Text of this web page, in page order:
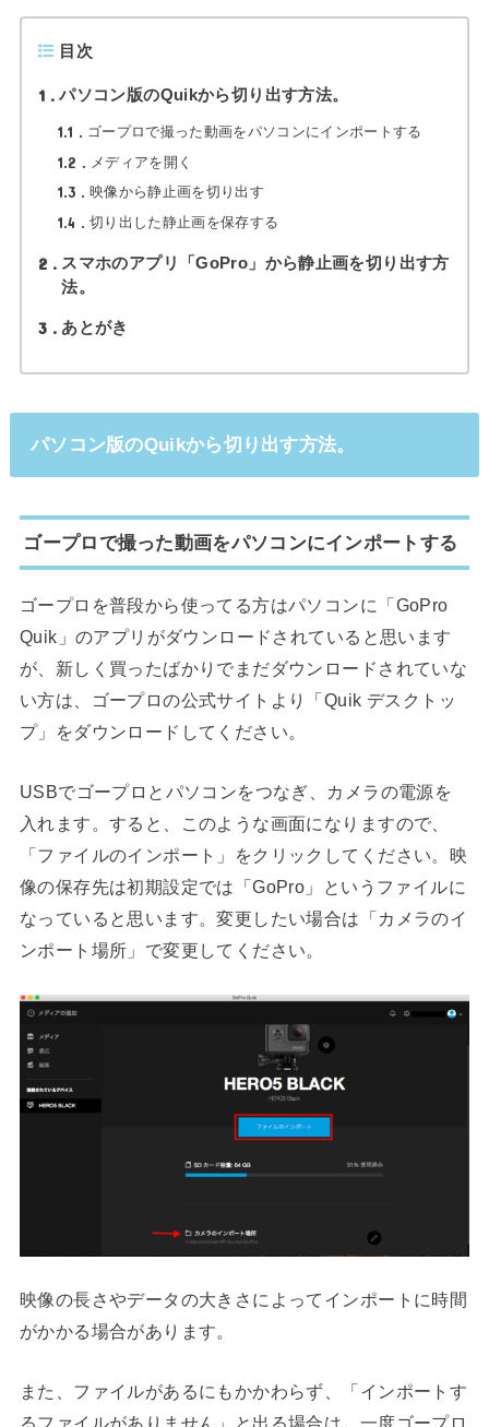
目次
1 パソコン版のQuikから切り出す方法。
1.1 ゴープロで撮った動画をパソコンにインポートする
1.2 メディアを開く
1.3 映像から静止画を切り出す
1.4 切り出した静止画を保存する
2
スマホのアプリ「GoPro」から静止画を切り出す方
法。
3 あとがき
パソコン版のQuikから切り出す方法。
ゴープロで撮った動画をパソコンにインポートする
ゴープロを普段から使ってる方はパソコンに「GoPro
Quik」のアプリがダウンロードされていると思います
が、新しく買ったばかりでまだダウンロードされていな
い方は、ゴープロの公式サイトより「Quik デスクトッ
プ」をダウンロードしてください。
USBでゴープロとパソコンをつなぎ、カメラの電源を
入れます。すると、このような画面になりますので、
「ファイルのインポート」をクリックしてください。映
像の保存先は初期設定では「GoPro」というファイルに
なっていると思います。変更したい場合は「カメラのイ
ンポート場所」で変更してください。
映像の長さやデータの大きさによってインポートに時間
がかかる場合があります。
また、ファイルがあるにもかかわらず、「インポートす
るファイルがありません」と出る場合は、一度ゴープロ